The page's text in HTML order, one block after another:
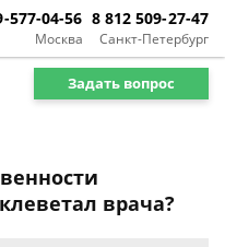
Москва
577-04-56
Санкт-Петербург
8 812 509-27-47
Задать вопрос
врача?